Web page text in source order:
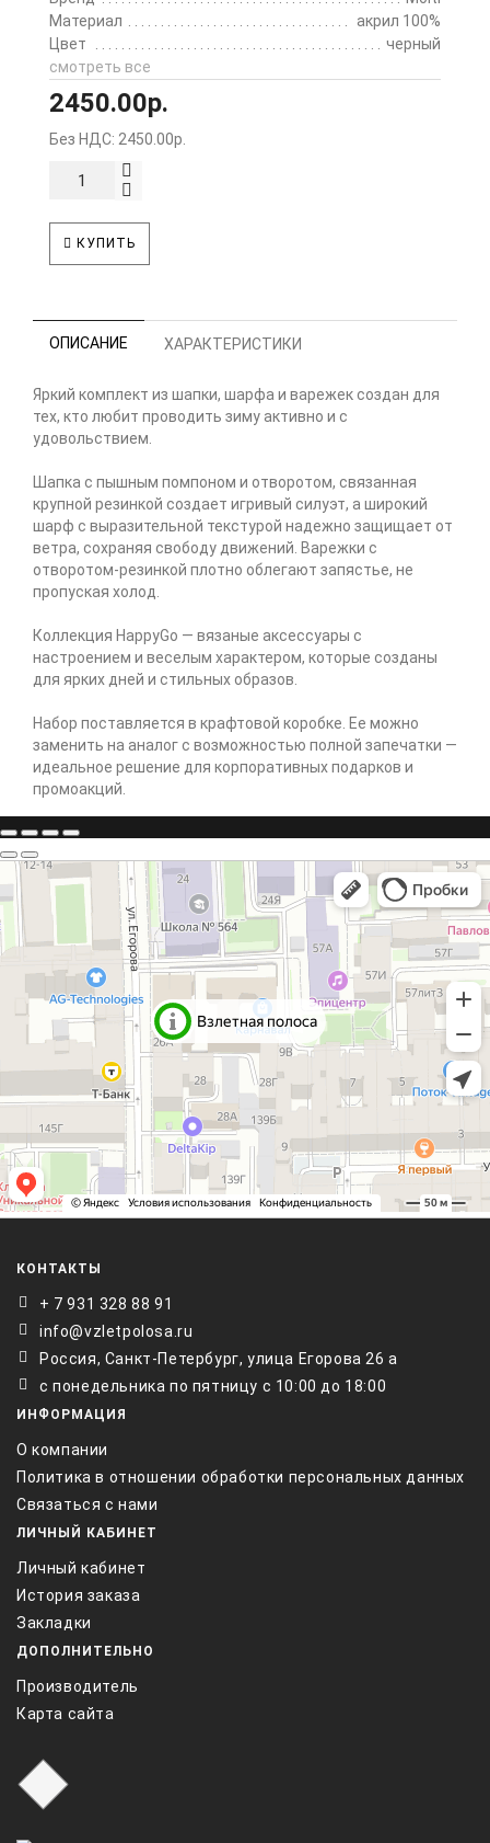
Материал
акрил 100%
Цвет
черный
смотреть все
2450.00р.
Без НДС: 2450.00р.
КУПИТЬ
ОПИСАНИЕ ХАРАКТЕРИСТИКИ
Яркий комплект из шапки, шарфа и варежек создан для
тех, кто любит проводить зиму активно и с
удовольствием.
Шапка с пышным помпоном и отворотом, связанная
крупной резинкой создает игривый силуэт, а широкий
шарф с выразительной текстурой надежно защищает от
ветра, сохраняя свободу движений. Варежки с
отворотом-резинкой плотно облегают запястье, не
пропуская холод.
Коллекция HappyGo — вязаные аксессуары с
настроением и веселым характером, которые созданы
для ярких дней и стильных образов.
Набор поставляется в крафтовой коробке. Ее можно
заменить на аналог с возможностью полной запечатки —
идеальное решение для корпоративных подарков и
промоакций.
КОНТАКТЫ
+ 7 931 328 88 91
info@vzletpolosa.ru
Россия, Санкт-Петербург, улица Егорова 26 а
с понедельника по пятницу с 10:00 до 18:00
ИНФОРМАЦИЯ
О компании
Политика в отношении обработки персональных данных
Связаться с нами
ЛИЧНЫЙ КАБИНЕТ
Личный кабинет
История заказа
Закладки
ДОПОЛНИТЕЛЬНО
Производитель
Карта сайта